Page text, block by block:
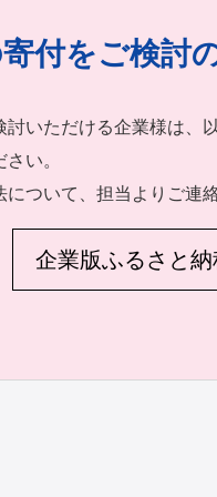
付をご検討
討いただける企業様は、
い。
ついて、担当よりご連
企業版ふるさと